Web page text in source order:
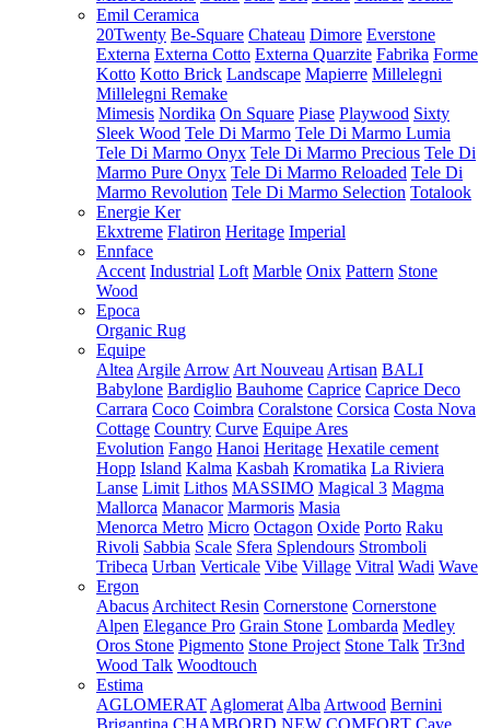
Emil Ceramica
20Twenty Be-Square Chateau Dimore Everstone
Externa Externa Cotto Externa Quarzite Fabrika Forme
Kotto Kotto Brick Landscape Mapierre Millelegni
Millelegni Remake
Mimesis Nordika On Square Piase Playwood Sixty
Sleek Wood Tele Di Marmo Tele Di Marmo Lumia
Tele Di Marmo Onyx Tele Di Marmo Precious Tele Di
Marmo Pure Onyx Tele Di Marmo Reloaded Tele Di
Marmo Revolution Tele Di Marmo Selection Totalook
Energie Ker
Ekxtreme Flatiron Heritage Imperial
Ennface
Accent Industrial Loft Marble Onix Pattern Stone
Wood
Epoca
Organic Rug
Equipe
Altea Argile Arrow Art Nouveau Artisan BALI
Babylone Bardiglio Bauhome Caprice Caprice Deco
Carrara Coco Coimbra Coralstone Corsica Costa Nova
Cottage Country Curve Equipe Ares
Evolution Fango Hanoi Heritage Hexatile cement
Hopp Island Kalma Kasbah Kromatika La Riviera
Lanse Limit Lithos MASSIMO Magical 3 Magma
Mallorca Manacor Marmoris Masia
Menorca Metro Micro Octagon Oxide Porto Raku
Rivoli Sabbia Scale Sfera Splendours Stromboli
Tribeca Urban Verticale Vibe Village Vitral Wadi Wave
Ergon
Abacus Architect Resin Cornerstone Cornerstone
Alpen Elegance Pro Grain Stone Lombarda Medley
Oros Stone Pigmento Stone Project Stone Talk Tr3nd
Wood Talk Woodtouch
Estima
AGLOMERAT Aglomerat Alba Artwood Bernini